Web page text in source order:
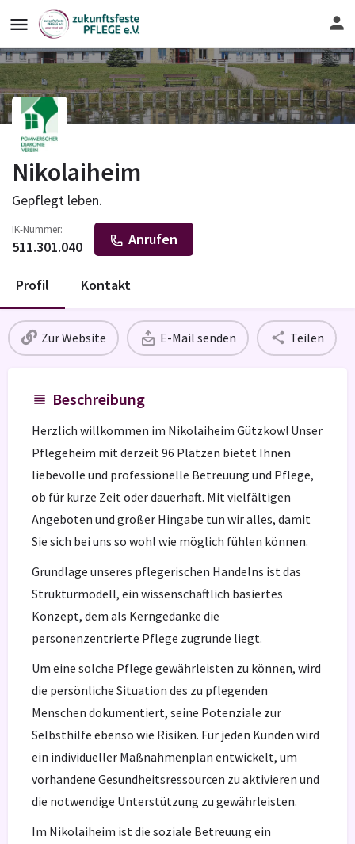
Nikolaiheim
Gepflegt leben.
IK-Nummer:
511.301.040 Anrufen
Profil Kontakt
Zur Website E-Mail senden Teilen
Beschreibung
Herzlich willkommen im Nikolaiheim Gützkow! Unser
Pflegeheim mit derzeit 96 Plätzen bietet Ihnen
liebevolle und professionelle Betreuung und Pflege,
ob für kurze Zeit oder dauerhaft. Mit vielfältigen
Angeboten und großer Hingabe tun wir alles, damit
Sie sich bei uns so wohl wie möglich fühlen können.
Grundlage unseres pflegerischen Handelns ist das
Strukturmodell, ein wissenschaftlich basiertes
Konzept, dem als Kerngedanke die
personenzentrierte Pflege zugrunde liegt.
Um eine solche Pflege gewährleisten zu können, wird
die persönliche Situation des zu pflegenden
Menschen dokumentiert, seine Potenziale zur
Selbsthilfe ebenso wie Risiken. Für jeden Kunden wird
ein individueller Maßnahmenplan entwickelt, um
vorhandene Gesundheitsressourcen zu aktivieren und
die notwendige Unterstützung zu gewährleisten.
Im Nikolaiheim ist die soziale Betreuung ein